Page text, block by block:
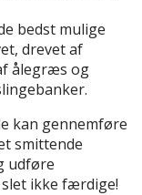
bedst mulige
drevet af
ålegræs og
kan gennemføre
smittende
udføre
ikke færdige!